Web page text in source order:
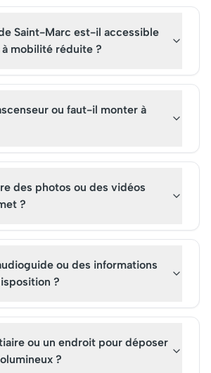
Saint-Marc est-il accessible
mobilité réduite ?
ou faut-il monter à
des photos ou des vidéos
?
ou des informations
?
ou un endroit pour déposer
?